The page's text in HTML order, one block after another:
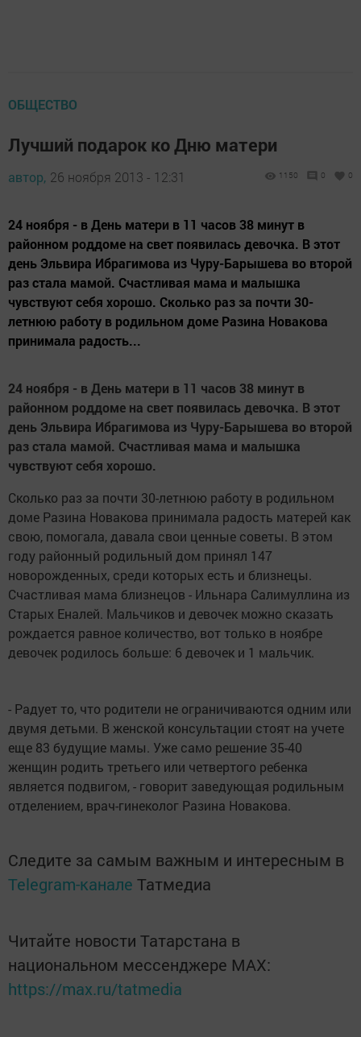
ОБЩЕСТВО
Лучший подарок ко Дню матери
автор, 26 ноября 2013 - 12:31 1150 0 0
24 ноября - в День матери в 11 часов 38 минут в
районном роддоме на свет появилась девочка. В этот
день Эльвира Ибрагимова из Чуру-Барышева во второй
раз стала мамой. Счастливая мама и малышка
чувствуют себя хорошо. Сколько раз за почти 30-
летнюю работу в родильном доме Разина Новакова
принимала радость...
24 ноября - в День матери в 11 часов 38 минут в
районном роддоме на свет появилась девочка. В этот
день Эльвира Ибрагимова из Чуру-Барышева во второй
раз стала мамой. Счастливая мама и малышка
чувствуют себя хорошо.
Сколько раз за почти 30-летнюю работу в родильном
доме Разина Новакова принимала радость матерей как
свою, помогала, давала свои ценные советы. В этом
году районный родильный дом принял 147
новорожденных, среди которых есть и близнецы.
Счастливая мама близнецов - Ильнара Салимуллина из
Старых Еналей. Мальчиков и девочек можно сказать
рождается равное количество, вот только в ноябре
девочек родилось больше: 6 девочек и 1 мальчик.
- Радует то, что родители не ограничиваются одним или
двумя детьми. В женской консультации стоят на учете
еще 83 будущие мамы. Уже само решение 35-40
женщин родить третьего или четвертого ребенка
является подвигом, - говорит заведующая родильным
отделением, врач-гинеколог Разина Новакова.
Следите за самым важным и интересным в
Telegram-канале Татмедиа
Читайте новости Татарстана в
национальном мессенджере MАХ:
https://max.ru/tatmedia